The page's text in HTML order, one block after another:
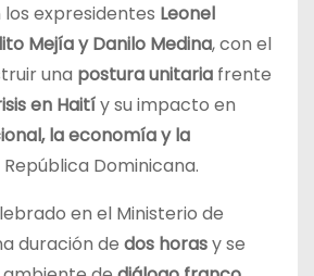
expresidentes Leonel
Mejía y Danilo Medina, con el
una postura unitaria frente
en Haitíy su impacto en
la economía y la
Dominicana.
en el Ministerio de
duración de dos horasy se